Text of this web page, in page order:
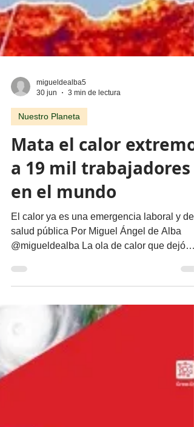
Mata el calor extremo
a 19 mil trabajadores
en el mundo
salud pública Por Miguel Ángel de Alba
@migueldealba La ola de calor que dejó
de junio de 2026 y los récords de
temperatura registrados en los Estados
Unidos y Asia confirman que el calor
extremo es ya la manifestación más visible
letal del cambio climático, pero detrás de
termómetros hay una crisis menos visible: